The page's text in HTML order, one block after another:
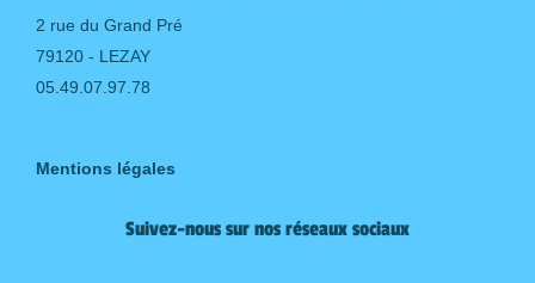
2 rue du Grand Pré
79120 - LEZAY
05.49.07.97.78
Mentions légales
Suivez-nous sur nos réseaux sociaux